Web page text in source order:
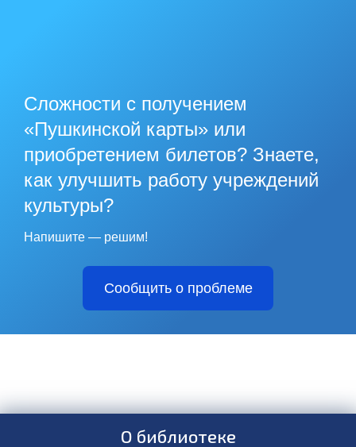
Сложности с получением
«Пушкинской карты» или
приобретением билетов? Знаете,
как улучшить работу учреждений
культуры?
Напишите — решим!
Сообщить о проблеме
О библиотеке